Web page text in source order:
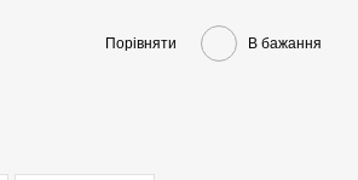
Порівняти В бажання